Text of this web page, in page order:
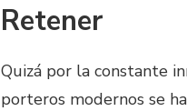
Retener
Quizá por la constante
porteros modernos se